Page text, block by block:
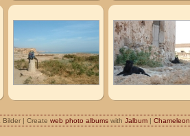
Bilder | Create web photo albums with Jalbum | Chameleon